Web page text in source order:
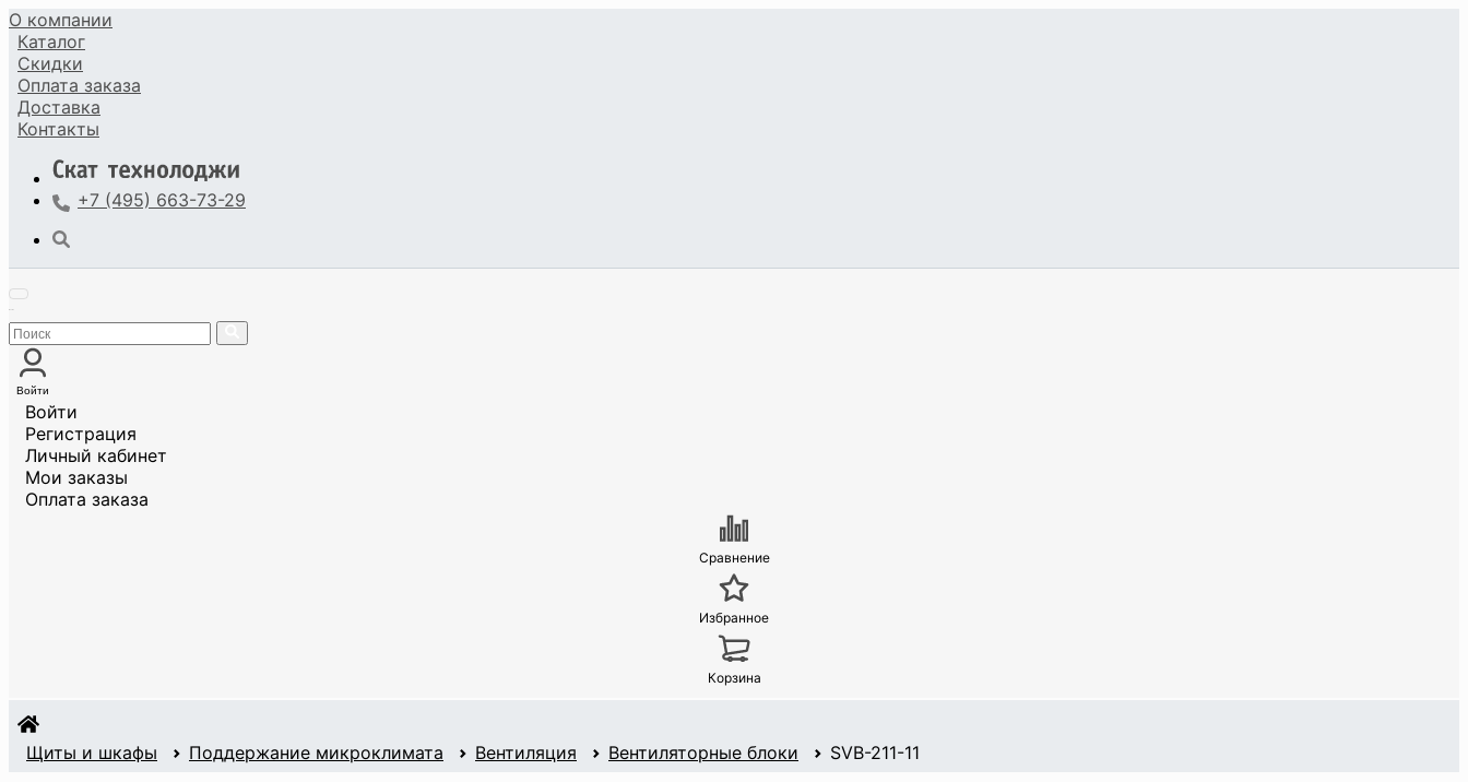
О компании
Каталог
Скидки
Оплата заказа
Доставка
Контакты
+7 (495) 663-73-29
Войти
Войти
Регистрация
Личный кабинет
Мои заказы
Оплата заказа
Сравнение
Избранное
Корзина
Щиты и шкафы Поддержание микроклимата Вентиляция Вентиляторные блоки SVB-211-11